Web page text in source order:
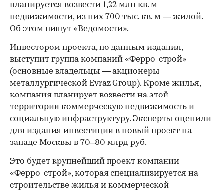
планируется возвести 1,22 млн кв. м
недвижимости, из них 700 тыс. кв. м — жилой.
Об этом пишут «Ведомости».
Инвестором проекта, по данным издания,
выступит группа компаний «Ферро-строй»
(основные владельцы — акционеры
металлургической Evraz Group). Кроме жилья,
компания планирует возвести на этой
территории коммерческую недвижимость и
социальную инфраструктуру. Эксперты оценили
для издания инвестиции в новый проект на
западе Москвы в 70–80 млрд руб.
Это будет крупнейший проект компании
«Ферро-строй», которая специализируется на
строительстве жилья и коммерческой